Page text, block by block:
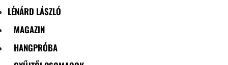
LÉNÁRD LÁSZLÓ
MAGAZIN
HANGPRÓBA